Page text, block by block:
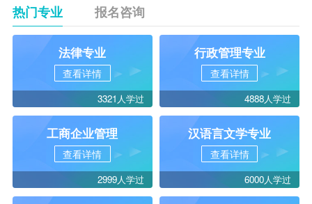
热门专业 报名咨询
法律专业
查看详情
3321人学过
行政管理专业
查看详情
4888人学过
工商企业管理
查看详情
2999人学过
汉语言文学专业
查看详情
6000人学过